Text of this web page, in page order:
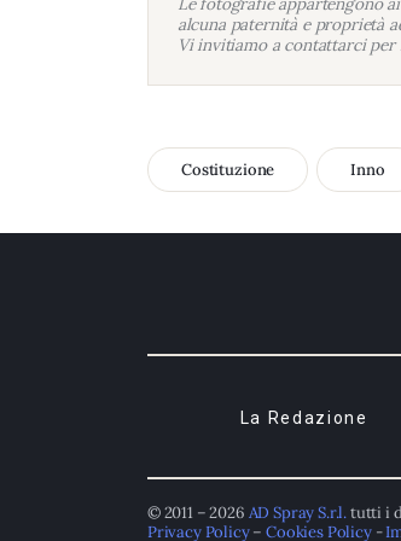
alcuna paternità e proprietà
Vi invitiamo a contattarci
Costituzione Inno
La Redazione
© 2011 – 2026 AD Spray S.r.l.tutti i
Privacy Policy–Cookies Policy-